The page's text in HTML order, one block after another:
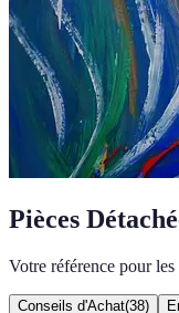
Pièces
Votre référence pour
Conseils d'Achat(38)